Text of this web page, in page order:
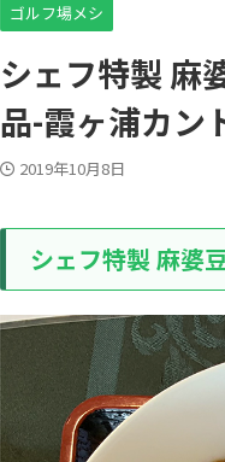
ゴルフ場メシ
シェフ特製 麻
品-霞ヶ浦カン
2019年10月8日
シェフ特製 麻婆